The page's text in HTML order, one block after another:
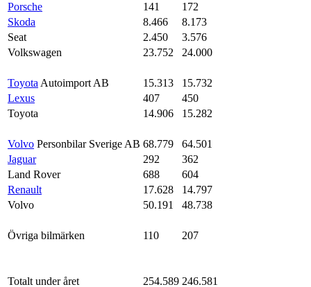
Porsche
141
172
Skoda
8.466
8.173
Seat
2.450
3.576
Volkswagen
23.752 24.000
Toyota Autoimport AB 15.313
15.732
Lexus
407
450
Toyota
14.906 15.282
Volvo Personbilar Sverige AB 68.779
64.501
Jaguar
292
362
Land Rover
688
604
Renault
17.628
14.797
Volvo
50.191 48.738
Övriga bilmärken 110 207
Totalt under året 254.589 246.581